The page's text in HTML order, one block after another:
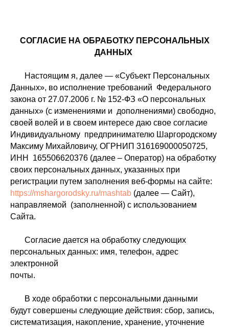
СОГЛАСИЕ НА ОБРАБОТКУ ПЕРСОНАЛЬНЫХ
ДАННЫХ
Настоящим я, далее — «Субъект Персональных
Данных», во исполнение требований Федерального
закона от 27.07.2006 г. № 152-ФЗ «О персональных
данных» (с изменениями и дополнениями) свободно,
своей волей и в своем интересе даю свое согласие
Индивидуальному предпринимателю Шаргородскому
Максиму Михайловичу, ОГРНИП 316169000050725,
ИНН 165506620376 (далее – Оператор) на обработку
своих персональных данных, указанных при
регистрации путем заполнения веб-формы на сайте:
https://mshargorodsky.ru/mashtab (далее — Сайт),
направляемой (заполненной) с использованием
Сайта.
Согласие дается на обработку следующих
персональных данных: имя, телефон, адрес
электронной
В ходе обработки с персональными данными
будут совершены следующие действия: сбор, запись,
систематизация, накопление, хранение, уточнение